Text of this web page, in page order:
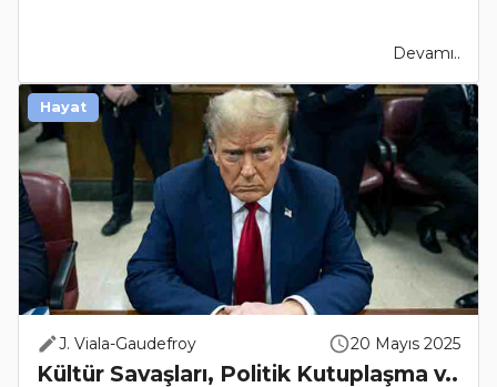
Devamı..
J. Viala-Gaudefroy 20 Mayıs 2025
Kültür Savaşları, Politik Kutuplaşma v..
Hayat